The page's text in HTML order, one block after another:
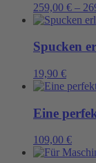
259,00 € –
Spucken
19,90 €
Eine
109,00 €